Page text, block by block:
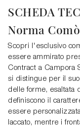
SCHEDA
Norma Comò
Scopri l'esclusivo
essere ammirato
Contract a Campora
si distingue per il
delle forme, esaltata
definiscono il
essere
laccato, mentre i